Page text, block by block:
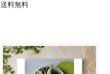
送料無料